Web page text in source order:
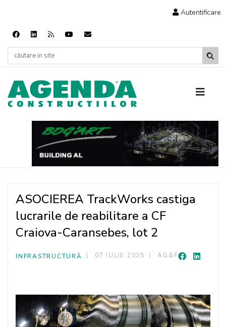
Autentificare
ASOCIEREA TrackWorks castiga
lucrarile de reabilitare a CF
Craiova-Caransebes, lot 2
INFRASTRUCTURĂ 07 IULIE 2025 AG&F